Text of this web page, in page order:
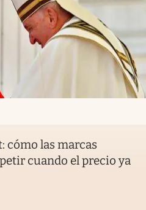
cómo las marcas
cuando el precio ya